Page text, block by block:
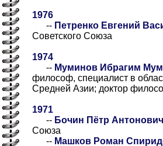
1976
-- Петренко Евгений
Советского Союза
1974
-- Муминов Ибрагим
философ, специалист в
Средней Азии; доктор
1971
-- Бочин Пётр
Союза
-- Машков Роман